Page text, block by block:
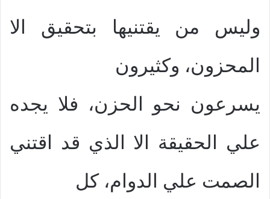
وليس من يقتنيها بتحقيق الا
المحزون، وكثيرون
يسرعون نحو الحزن، فلا يجده
علي الحقيقة الا الذي قد اقتني
الصمت علي الدوام، كل